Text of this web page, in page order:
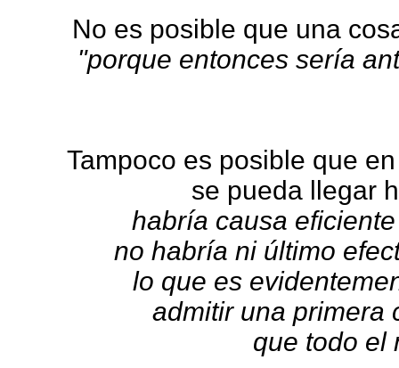
No es posible que una
"porque entonces sería
Tampoco es posible que
se pueda llegar
habría causa
no habría ni último
lo que es
admitir una primera
que todo el